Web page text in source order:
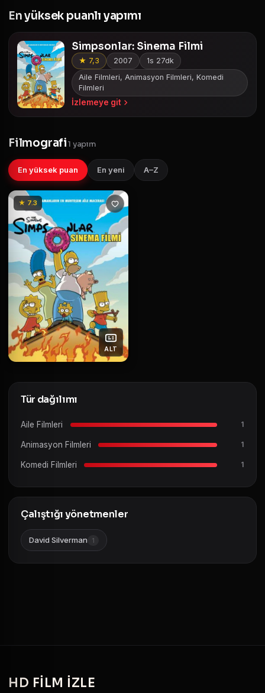
En yüksek puanlı yapımı
Simpsonlar: Sinema Filmi
★ 7,3 2007
1s 27dk
Aile Filmleri, Animasyon Filmleri, Komedi
Filmleri
İzlemeye git
Filmografi1 yapım
En yüksek puan En yeni A–Z
★ 7.3
ALT
Tür dağılımı
Aile Filmleri 1
Animasyon Filmleri 1
Komedi Filmleri 1
Çalıştığı yönetmenler
David Silverman 1
HD FILM IZLE